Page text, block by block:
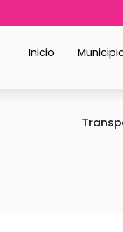
Inicio